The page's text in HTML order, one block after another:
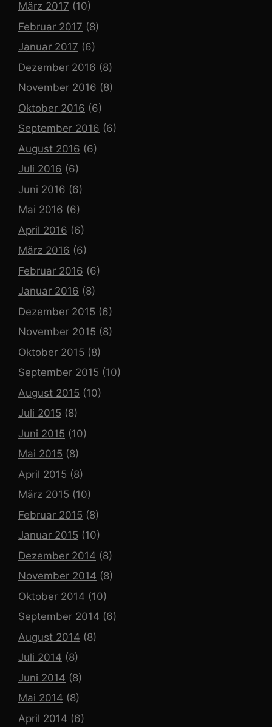
März 2017 (10)
Februar 2017 (8)
Januar 2017 (6)
Dezember 2016 (8)
November 2016 (8)
Oktober 2016 (6)
September 2016 (6)
August 2016 (6)
Juli 2016 (6)
Juni 2016 (6)
Mai 2016 (6)
April 2016 (6)
März 2016 (6)
Februar 2016 (6)
Januar 2016 (8)
Dezember 2015 (6)
November 2015 (8)
Oktober 2015 (8)
September 2015 (10)
August 2015 (10)
Juli 2015 (8)
Juni 2015 (10)
Mai 2015 (8)
April 2015 (8)
März 2015 (10)
Februar 2015 (8)
Januar 2015 (10)
Dezember 2014 (8)
November 2014 (8)
Oktober 2014 (10)
September 2014 (6)
August 2014 (8)
Juli 2014 (8)
Juni 2014 (8)
Mai 2014 (8)
April 2014 (6)